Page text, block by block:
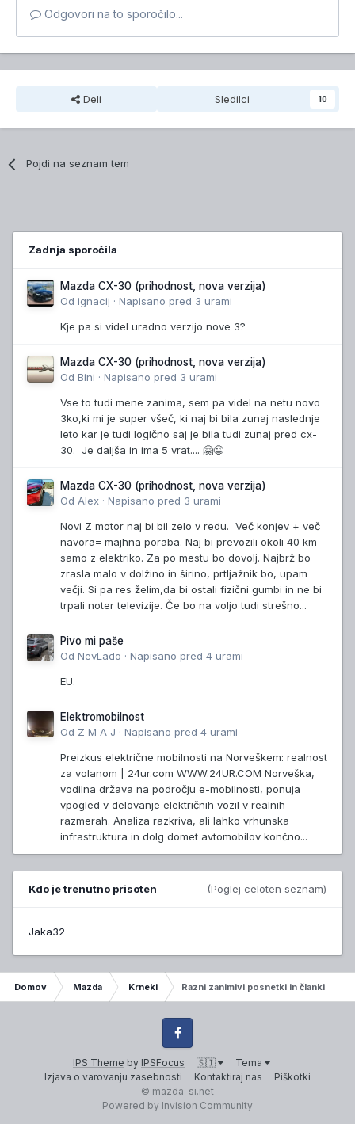
Odgovori na to sporočilo...
Deli Sledilci 10
Pojdi na seznam tem
Zadnja sporočila
Mazda CX-30 (prihodnost, nova verzija)
Od ignacij · Napisano pred 3 urami
Kje pa si videl uradno verzijo nove 3?
Mazda CX-30 (prihodnost, nova verzija)
Od Bini · Napisano pred 3 urami
Vse to tudi mene zanima, sem pa videl na netu novo
3ko,ki mi je super všeč, ki naj bi bila zunaj naslednje
leto kar je tudi logično saj je bila tudi zunaj pred cx-
30. Je daljša in ima 5 vrat.... 🤗😉
Mazda CX-30 (prihodnost, nova verzija)
Od Alex · Napisano pred 3 urami
Novi Z motor naj bi bil zelo v redu. Več konjev + več
navora= majhna poraba. Naj bi prevozili okoli 40 km
samo z elektriko. Za po mestu bo dovolj. Najbrž bo
zrasla malo v dolžino in širino, prtljažnik bo, upam
večji. Si pa res želim,da bi ostali fizični gumbi in ne bi
trpali noter televizije. Če bo na voljo tudi strešno...
Pivo mi paše
Od NevLado · Napisano pred 4 urami
EU.
Elektromobilnost
Od Z M A J · Napisano pred 4 urami
Preizkus električne mobilnosti na Norveškem: realnost
za volanom | 24ur.com WWW.24UR.COM Norveška,
vodilna država na področju e-mobilnosti, ponuja
vpogled v delovanje električnih vozil v realnih
razmerah. Analiza razkriva, ali lahko vrhunska
infrastruktura in dolg domet avtomobilov končno...
Kdo je trenutno prisoten (Poglej celoten seznam)
Jaka32
Domov Mazda Krneki Razni zanimivi posnetki in članki
IPS Theme by IPSFocus 🇸🇮
Tema
Izjava o varovanju zasebnosti
Kontaktiraj nas Piškotki
Facebook
© mazda-si.net
Powered by Invision Community